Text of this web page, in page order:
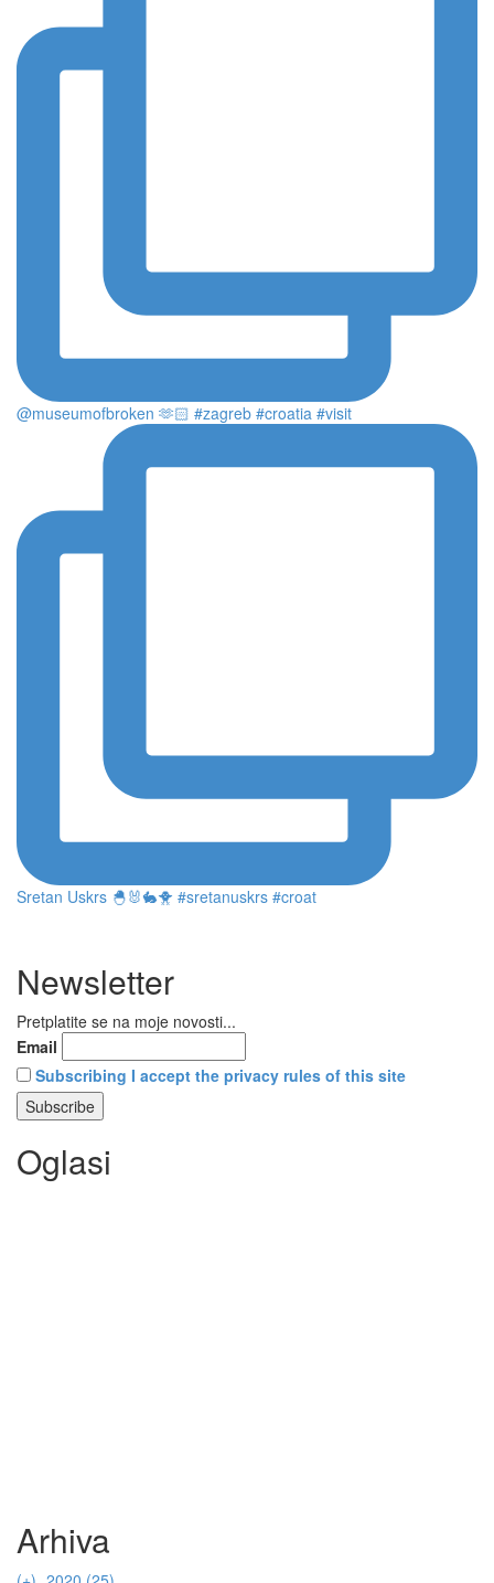
@museumofbroken 🫶🏻 #zagreb #croatia #visit
Sretan Uskrs 🐣🐰🐇🐥 #sretanuskrs #croat
Newsletter
Pretplatite se na moje novosti...
Email
Subscribing I accept the privacy rules of this site
Oglasi
Arhiva